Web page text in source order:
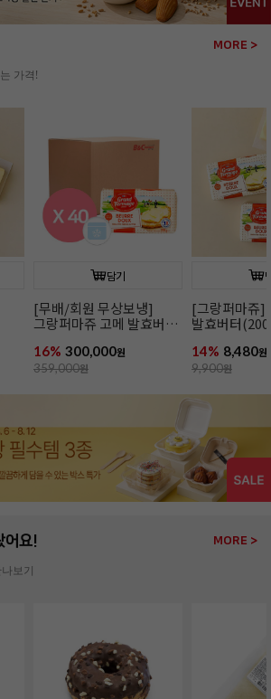
MORE >
가격!
담기
[무배/회원 무상보냉]
그랑퍼마쥬 고메 발효버터
프랑스)
16% 300,000원
359,000원
[그랑퍼마쥬]
발효버터
15% 8,480원
9,990원
어요! MORE >
보기